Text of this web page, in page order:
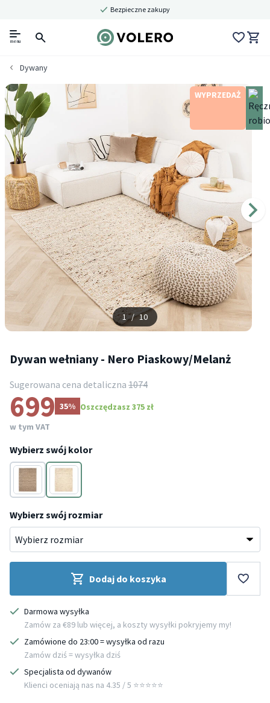
Bezpieczne zakupy
menu
Dywany
WYPRZEDAŻ
1 / 10
Dywan wełniany - Nero Piaskowy/Melanż
Sugerowana cena detaliczna 1074
699 35% Oszczędzasz 375 zł
w tym VAT
Wybierz swój kolor
BrązowyKremowy
Wybierz swój rozmiar
Dodaj do koszyka
Darmowa wysyłka
Zamów za €89 lub więcej, a koszty wysyłki pokryjemy my!
Zamówione do 23:00 = wysyłka od razu
Zamów dziś = wysyłka dziś
Specjalista od dywanów
Klienci oceniają nas na 4.35 / 5 ⭐️⭐️⭐️⭐️⭐️